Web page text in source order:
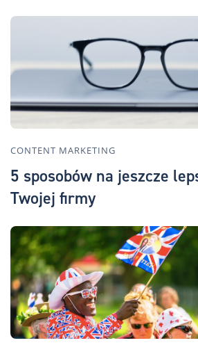
CONTENT MARKETING
5 sposobów na jeszcze
Twojej firmy